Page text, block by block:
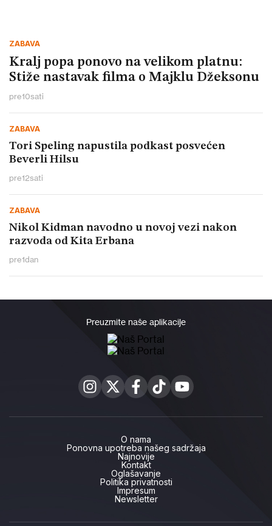
ZABAVA
Kralj popa ponovo na velikom platnu:
Stiže nastavak filma o Majklu Džeksonu
pre10sati
ZABAVA
Tori Speling napustila podkast posvećen
Beverli Hilsu
pre12sati
ZABAVA
Nikol Kidman navodno u novoj vezi nakon
razvoda od Kita Erbana
pre1dan
Preuzmite naše aplikacije
O nama
Ponovna upotreba našeg sadržaja
Najnovije
Kontakt
Oglašavanje
Politika privatnosti
Impresum
Newsletter